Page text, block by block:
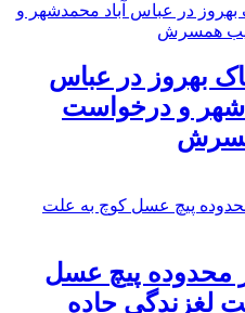
بهروز در عباس
و درخواست
محدوده پیچ عسل
لغزندگی جاده